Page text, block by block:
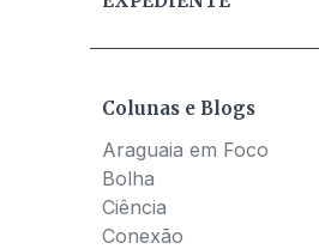
Colunas e Blogs
Araguaia em Foco
Bolha
Ciência
Conexão